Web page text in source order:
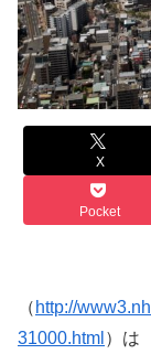
X
Pocket
（ http://
31000.html ）は